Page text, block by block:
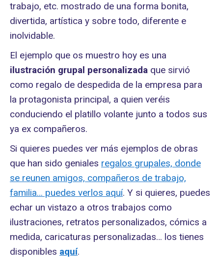
trabajo, etc. mostrado de una forma bonita,
divertida, artística y sobre todo, diferente e
inolvidable.
El ejemplo que os muestro hoy es una
ilustración grupal personalizada que sirvió
como regalo de despedida de la empresa para
la protagonista principal, a quien veréis
conduciendo el platillo volante junto a todos sus
ya ex compañeros.
Si quieres puedes ver más ejemplos de obras
que han sido geniales regalos grupales, donde
se reunen amigos, compañeros de trabajo,
familia… puedes verlos aquí. Y si quieres, puedes
echar un vistazo a otros trabajos como
ilustraciones, retratos personalizados, cómics a
medida, caricaturas personalizadas… los tienes
disponibles aquí.